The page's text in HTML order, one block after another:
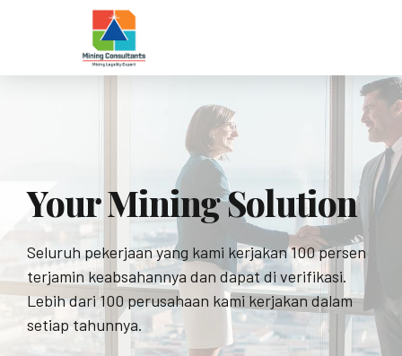
Mining
Consultants
Konsultan Tambang dan Geologi Terpercaya
Konsultasi
Pertambangan
Kami senantiasa membantu klien semaksimal
Your Mining Solution
Seluruh pekerjaan yang kami kerjakan 100 persen
terjamin keabsahannya dan dapat di verifikasi.
Lebih dari 100 perusahaan kami kerjakan dalam
setiap tahunnya.